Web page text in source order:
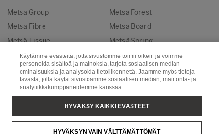
Metsä Group
Metsä Forest
Metsä Fibre
Metsä Board
Metsä Tissue
Metsä Spring
Copyright © Metsä Group
Käytämme evästeitä, jotta sivustomme toimii oikein ja voimme
personoida sisältöä ja mainoksia, tarjota sosiaalisen median
ominaisuuksia ja analysoida tietoliikennettä. Jaamme myös tietoja
tavasta, jolla käytät sivustoamme sosiaalisen median, mainonta- ja
analytiikkakumppaneidemme kanssaa.
HYVÄKSYN VAIN VÄLTTÄMÄTTÖMÄT
HYVÄKSY KAIKKI EVÄSTEET